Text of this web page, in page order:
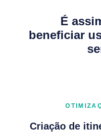
É
beneficiar
Criação de